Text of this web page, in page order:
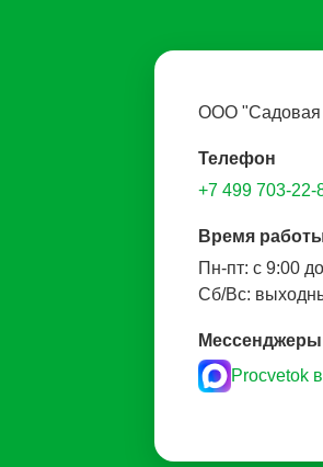
ООО "Садовая
Телефон
+7 499 703-22-
Время
Пн-пт: с 9:00
Сб/Вс:
Мессенджеры
Procvetok